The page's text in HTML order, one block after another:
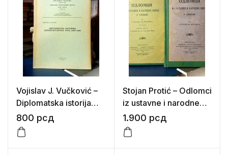
Vojislav J. Vučković –
Diplomatska istorija
srpsko-bugarskog rata
(1885-1886)
800 рсд
Stojan Protić – Odlomci
iz ustavne i narodne
borbe u Srbiji I-II
1.900 рсд